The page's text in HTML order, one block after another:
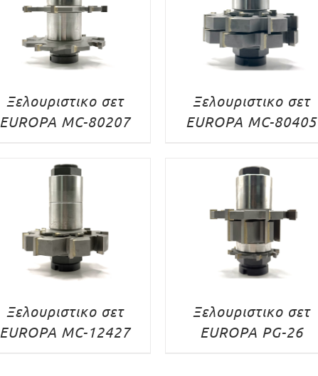
Ξελουριστικο σετ
EUROPA MC-80207
Ξελουριστικο σετ
EUROPA MC-80405
Ξελουριστικο σετ
EUROPA MC-12427
Ξελουριστικο σετ
EUROPA PG-26